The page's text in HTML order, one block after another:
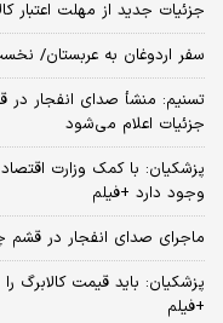
جزئیات جدید از مهلت اعتبار
سفر اردوغان به عربستان/
تسنیم: منشأ صدای انفجار
جزئیات اعلام می‌شود
پزشکیان: با کمک وزارت
وجود دارد +فیلم
ماجرای صدای انفجار در قشم
پزشکیان: باید قیمت
+فیلم